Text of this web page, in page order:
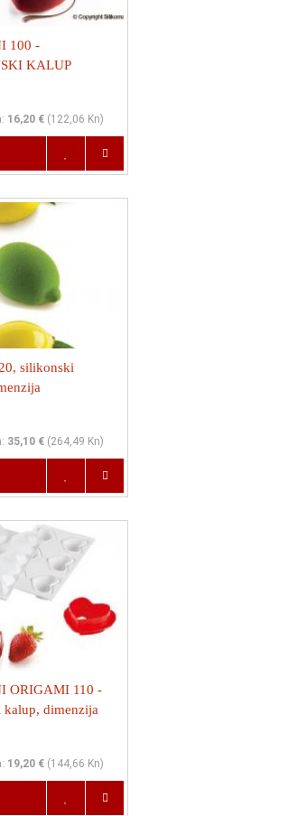
100 -
KALUP
16,20 € (122,06 Kn)
silikonski
visina 44mm +
baza
35,10 € (264,49 Kn)
ORIGAMI 110 -
dimenzija
visina 35mm +
19,20 € (144,66 Kn)